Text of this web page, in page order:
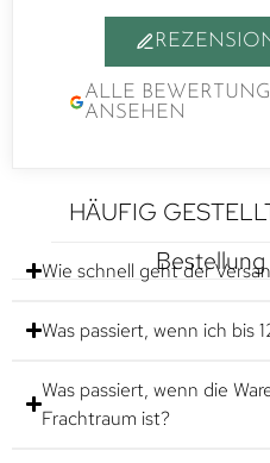
ALLE
ANSEHEN
HÄUFIG
Wie schnell geht der
Was passiert, wenn ich bis
Was passiert, wenn die
Frachtraum ist?